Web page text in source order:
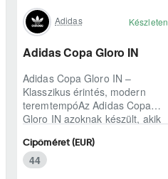
Adidas Készleten
Adidas Copa Gloro IN
Adidas Copa Gloro IN –
Klasszikus érintés, modern
teremtempóAz Adidas Copa
Gloro IN azoknak készült, akik
természetes lab..
Cipőméret (EUR)
44